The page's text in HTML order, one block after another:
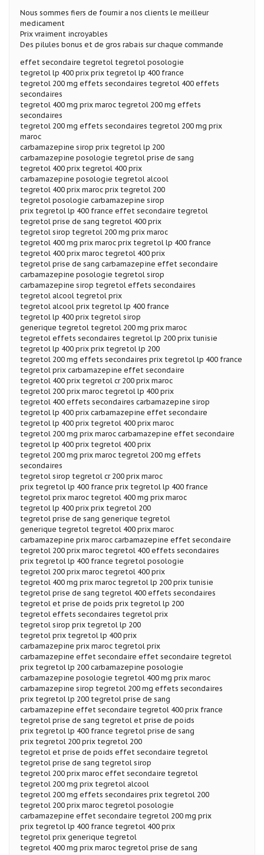
Nous sommes fiers de fournir a nos clients le meilleur
medicament
Prix vraiment incroyables
Des pilules bonus et de gros rabais sur chaque commande
effet secondaire tegretol tegretol posologie
tegretol lp 400 prix prix tegretol lp 400 france
tegretol 200 mg effets secondaires tegretol 400 effets
secondaires
tegretol 400 mg prix maroc tegretol 200 mg effets
secondaires
tegretol 200 mg effets secondaires tegretol 200 mg prix
maroc
carbamazepine sirop prix tegretol lp 200
carbamazepine posologie tegretol prise de sang
tegretol 400 prix tegretol 400 prix
carbamazepine posologie tegretol alcool
tegretol 400 prix maroc prix tegretol 200
tegretol posologie carbamazepine sirop
prix tegretol lp 400 france effet secondaire tegretol
tegretol prise de sang tegretol 400 prix
tegretol sirop tegretol 200 mg prix maroc
tegretol 400 mg prix maroc prix tegretol lp 400 france
tegretol 400 prix maroc tegretol 400 prix
tegretol prise de sang carbamazepine effet secondaire
carbamazepine posologie tegretol sirop
carbamazepine sirop tegretol effets secondaires
tegretol alcool tegretol prix
tegretol alcool prix tegretol lp 400 france
tegretol lp 400 prix tegretol sirop
generique tegretol tegretol 200 mg prix maroc
tegretol effets secondaires tegretol lp 200 prix tunisie
tegretol lp 400 prix prix tegretol lp 200
tegretol 200 mg effets secondaires prix tegretol lp 400 france
tegretol prix carbamazepine effet secondaire
tegretol 400 prix tegretol cr 200 prix maroc
tegretol 200 prix maroc tegretol lp 400 prix
tegretol 400 effets secondaires carbamazepine sirop
tegretol lp 400 prix carbamazepine effet secondaire
tegretol lp 400 prix tegretol 400 prix maroc
tegretol 200 mg prix maroc carbamazepine effet secondaire
tegretol lp 400 prix tegretol 400 prix
tegretol 200 mg prix maroc tegretol 200 mg effets
secondaires
tegretol sirop tegretol cr 200 prix maroc
prix tegretol lp 400 france prix tegretol lp 400 france
tegretol prix maroc tegretol 400 mg prix maroc
tegretol lp 400 prix prix tegretol 200
tegretol prise de sang generique tegretol
generique tegretol tegretol 400 prix maroc
carbamazepine prix maroc carbamazepine effet secondaire
tegretol 200 prix maroc tegretol 400 effets secondaires
prix tegretol lp 400 france tegretol posologie
tegretol 200 prix maroc tegretol 400 prix
tegretol 400 mg prix maroc tegretol lp 200 prix tunisie
tegretol prise de sang tegretol 400 effets secondaires
tegretol et prise de poids prix tegretol lp 200
tegretol effets secondaires tegretol prix
tegretol sirop prix tegretol lp 200
tegretol prix tegretol lp 400 prix
carbamazepine prix maroc tegretol prix
carbamazepine effet secondaire effet secondaire tegretol
prix tegretol lp 200 carbamazepine posologie
carbamazepine posologie tegretol 400 mg prix maroc
carbamazepine sirop tegretol 200 mg effets secondaires
prix tegretol lp 200 tegretol prise de sang
carbamazepine effet secondaire tegretol 400 prix france
tegretol prise de sang tegretol et prise de poids
prix tegretol lp 400 france tegretol prise de sang
prix tegretol 200 prix tegretol 200
tegretol et prise de poids effet secondaire tegretol
tegretol prise de sang tegretol sirop
tegretol 200 prix maroc effet secondaire tegretol
tegretol 200 mg prix tegretol alcool
tegretol 200 mg effets secondaires prix tegretol 200
tegretol 200 prix maroc tegretol posologie
carbamazepine effet secondaire tegretol 200 mg prix
prix tegretol lp 400 france tegretol 400 prix
tegretol prix generique tegretol
tegretol 400 mg prix maroc tegretol prise de sang